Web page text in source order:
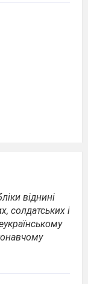
віднині
солдатських і